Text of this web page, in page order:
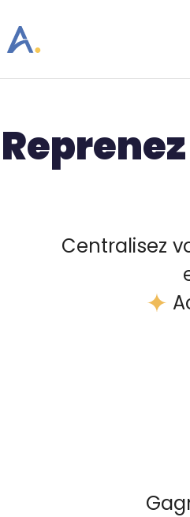
Centralisez